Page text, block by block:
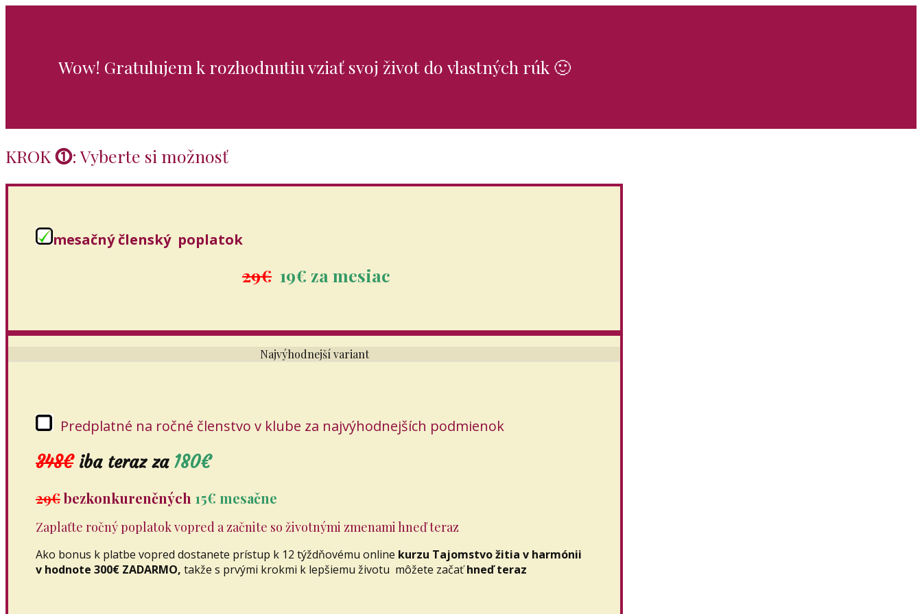
Wow! Gratulujem k rozhodnutiu vziať svoj život do vlastných rúk 🙂
KROK⓵: Vyberte si možnosť
mesačný členský poplatok
29€ 19€ za mesiac
Najvýhodnejší variant
Predplatné na ročné členstvo v klube za najvýhodnejších podmienok
348€iba teraz za 180€
29€bezkonkurenčných 15€ mesačne
Zaplaťte ročný poplatok vopred a začnite so životnými zmenami hneď teraz
Ako bonus k platbe vopred dostanete prístup k 12 týždňovému online kurzu Tajomstvo žitia v harmónii
v hodnote 300€ ZADARMO, takže s prvými krokmi k lepšiemu životu môžete začaťhneď teraz